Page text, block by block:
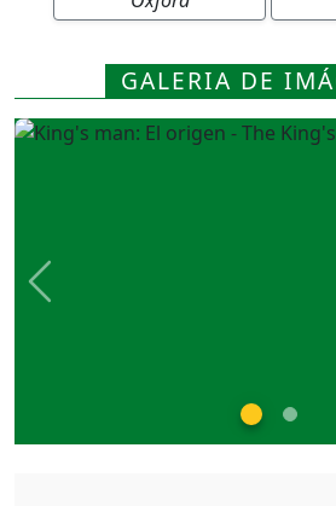
GALERIA DE
Previous